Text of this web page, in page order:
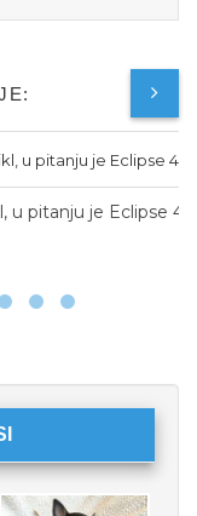
je Eclipse 4.0